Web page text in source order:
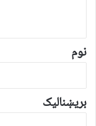
*
نوم
بریښنالیک